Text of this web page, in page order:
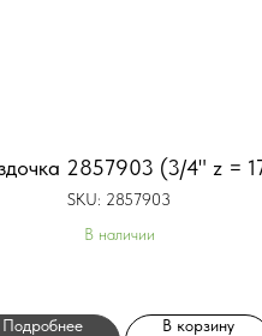
2857903 (3/4" z =
SKU: 2857903
В наличии
Подробнее В корзину